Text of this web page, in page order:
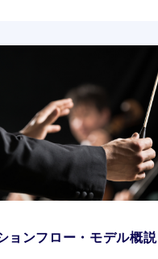
ョンフロー・モデル概説